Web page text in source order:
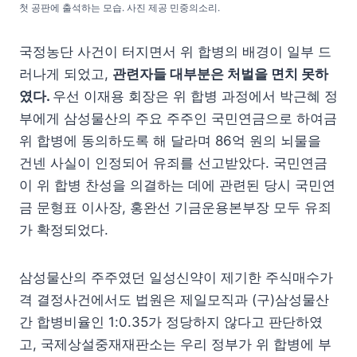
첫 공판에 출석하는 모습. 사진 제공 민중의소리.
국정농단 사건이 터지면서 위 합병의 배경이 일부 드
러나게 되었고, 관련자들 대부분은 처벌을 면치 못하
였다. 우선 이재용 회장은 위 합병 과정에서 박근혜 정
부에게 삼성물산의 주요 주주인 국민연금으로 하여금
위 합병에 동의하도록 해 달라며 86억 원의 뇌물을
건넨 사실이 인정되어 유죄를 선고받았다. 국민연금
이 위 합병 찬성을 의결하는 데에 관련된 당시 국민연
금 문형표 이사장, 홍완선 기금운용본부장 모두 유죄
가 확정되었다.
삼성물산의 주주였던 일성신약이 제기한 주식매수가
격 결정사건에서도 법원은 제일모직과 (구)삼성물산
간 합병비율인 1:0.35가 정당하지 않다고 판단하였
고, 국제상설중재재판소는 우리 정부가 위 합병에 부